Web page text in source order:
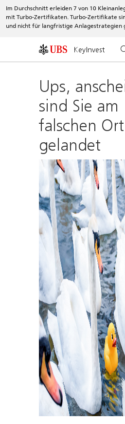
Im Durchschnitt erleiden 7 von 10
mit Turbo-Zertifikaten. Turbo-Zertifikate
und nicht für langfristige Anlagestrategien
KeyInvest
Ups,
sind Sie am
falschen Ort
gelandet